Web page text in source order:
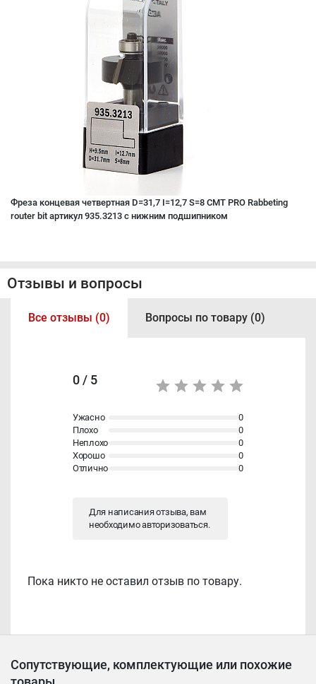
Фреза концевая четвертная D=31,7 I=12,7 S=8 CMT PRO Rabbeting
router bit артикул 935.3213 с нижним подшипником
Отзывы и вопросы
Все отзывы (0) Вопросы по товару (0)
Пока никто не оставил отзыв по товару.
0 / 5
Ужасно
0
Плохо
0
Неплохо
0
Хорошо
0
Отлично
0
Для написания отзыва, вам
необходимоавторизоваться.
Сопутствующие, комплектующие или похожие